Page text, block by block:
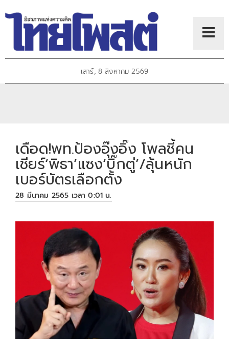
เสาร์, 8 สิงหาคม 2569
เดือด!พท.ป้องอุ๊งอิ๊ง โพลชี้คน
เชียร์‘พิธา’แซง‘บิ๊กตู่’/ลุ้นหนัก
เบอร์บัตรเลือกตั้ง
28 มีนาคม 2565 เวลา 0:01 น.